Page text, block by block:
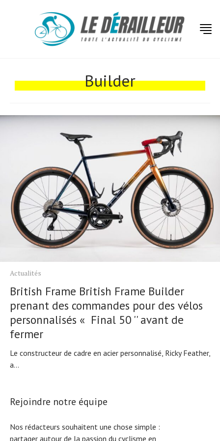
Builder
Actualités
British Frame British Frame Builder
prenant des commandes pour des vélos
personnalisés « Final 50 '' avant de
fermer
Le constructeur de cadre en acier personnalisé, Ricky Feather,
a...
Rejoindre notre équipe
Nos rédacteurs souhaitent une chose simple :
partager autour de la passion du cyclisme en
Tests de produits
Conseils
À propos